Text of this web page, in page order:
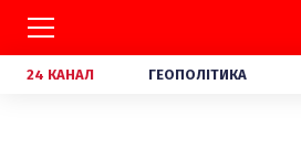
24 КАНАЛ ГЕОПОЛІТИКА